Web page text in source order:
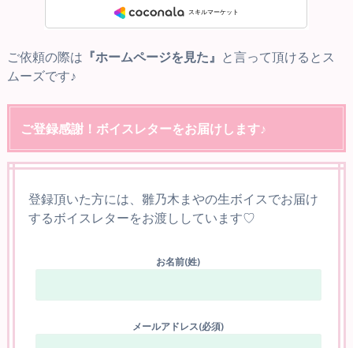
ご依頼の際は 『ホームページを見た』
と言って頂けるとス
ムーズです♪
ご登録感謝！ボイスレターをお届けします♪
登録頂いた方には、雛乃木まやの生ボイスでお届け
するボイスレターをお渡ししています♡
お名前(姓)
メールアドレス(必須)